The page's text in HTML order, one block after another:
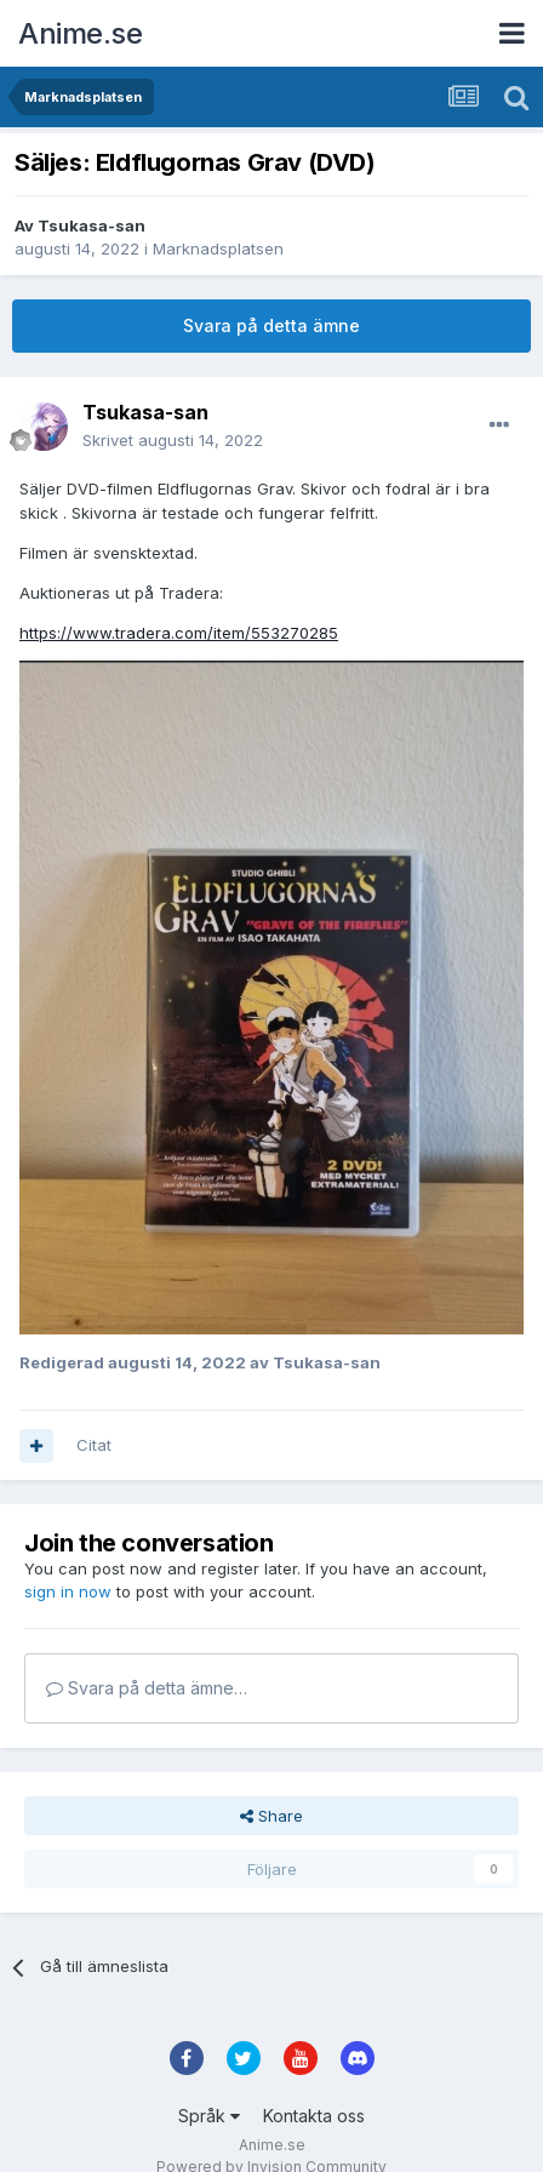
Anime.se
Marknadsplatsen
Säljes: Eldflugornas Grav (DVD)
Av Tsukasa-san
augusti 14, 2022 i Marknadsplatsen
Svara på detta ämne
Tsukasa-san
Skrivet augusti 14, 2022
Säljer DVD-filmen Eldflugornas Grav. Skivor och fodral är i bra
skick . Skivorna är testade och fungerar felfritt.
Filmen är svensktextad.
Auktioneras ut på Tradera:
https://www.tradera.com/item/553270285
Redigerad augusti 14, 2022 av Tsukasa-san
Citat
Join the conversation
You can post now and register later. If you have an account,
sign in now to post with your account.
Svara på detta ämne…
Share
Följare 0
Gå till ämneslista
Språk Kontakta oss
Anime.se
Powered by Invision Community